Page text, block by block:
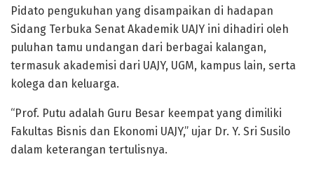
Pidato pengukuhan yang disampaikan di hadapan
Sidang Terbuka Senat Akademik UAJY ini dihadiri oleh
puluhan tamu undangan dari berbagai kalangan,
termasuk akademisi dari UAJY, UGM, kampus lain, serta
kolega dan keluarga.
“Prof. Putu adalah Guru Besar keempat yang dimiliki
Fakultas Bisnis dan Ekonomi UAJY,” ujar Dr. Y. Sri Susilo
dalam keterangan tertulisnya.